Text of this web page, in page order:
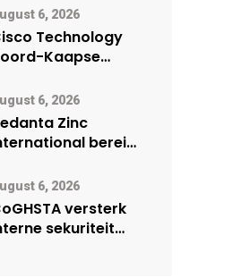
Namibië Mynbou
6, 2026
Technology
Kaapse
toekoms
Cisco-
6, 2026
Zinc
berei
moontlike
6, 2026
versterk
sekuriteit